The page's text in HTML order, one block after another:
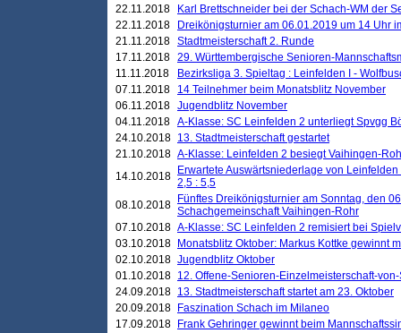
22.11.2018
Karl Brettschneider bei der Schach-WM der
22.11.2018
Dreikönigsturnier am 06.01.2019 um 14 Uhr
21.11.2018 Stadtmeisterschaft 2. Runde
17.11.2018 29. Württembergische Senioren-
11.11.2018
Bezirksliga 3. Spieltag : Leinfelden I -
07.11.2018
14 Teilnehmer beim Monatsblitz November
06.11.2018 Jugendblitz November
04.11.2018 A-Klasse: SC Leinfelden 2 unterliegt Spvgg
24.10.2018 13. Stadtmeisterschaft gestartet
21.10.2018 A-Klasse: Leinfelden 2 besiegt Vaihingen-
14.10.2018
Erwartete Auswärtsniederlage von
2,5 : 5,5
08.10.2018
Fünftes Dreikönigsturnier am Sonntag, den
Schachgemeinschaft Vaihingen-Rohr
07.10.2018 A-Klasse: SC Leinfelden 2 remisiert bei
03.10.2018
Monatsblitz Oktober: Markus Kottke gewinnt
02.10.2018 Jugendblitz Oktober
01.10.2018 12. Offene-Senioren-Einzelmeisterschaft-
24.09.2018 13. Stadtmeisterschaft startet am 23. Oktober
20.09.2018
Faszination Schach im Milaneo
17.09.2018
Frank Gehringer gewinnt beim